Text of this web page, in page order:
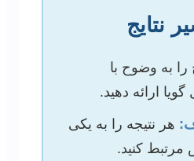
نتایج
را به وضوح با
ارائه دهید.
هر نتیجه را به یکی
کنید.